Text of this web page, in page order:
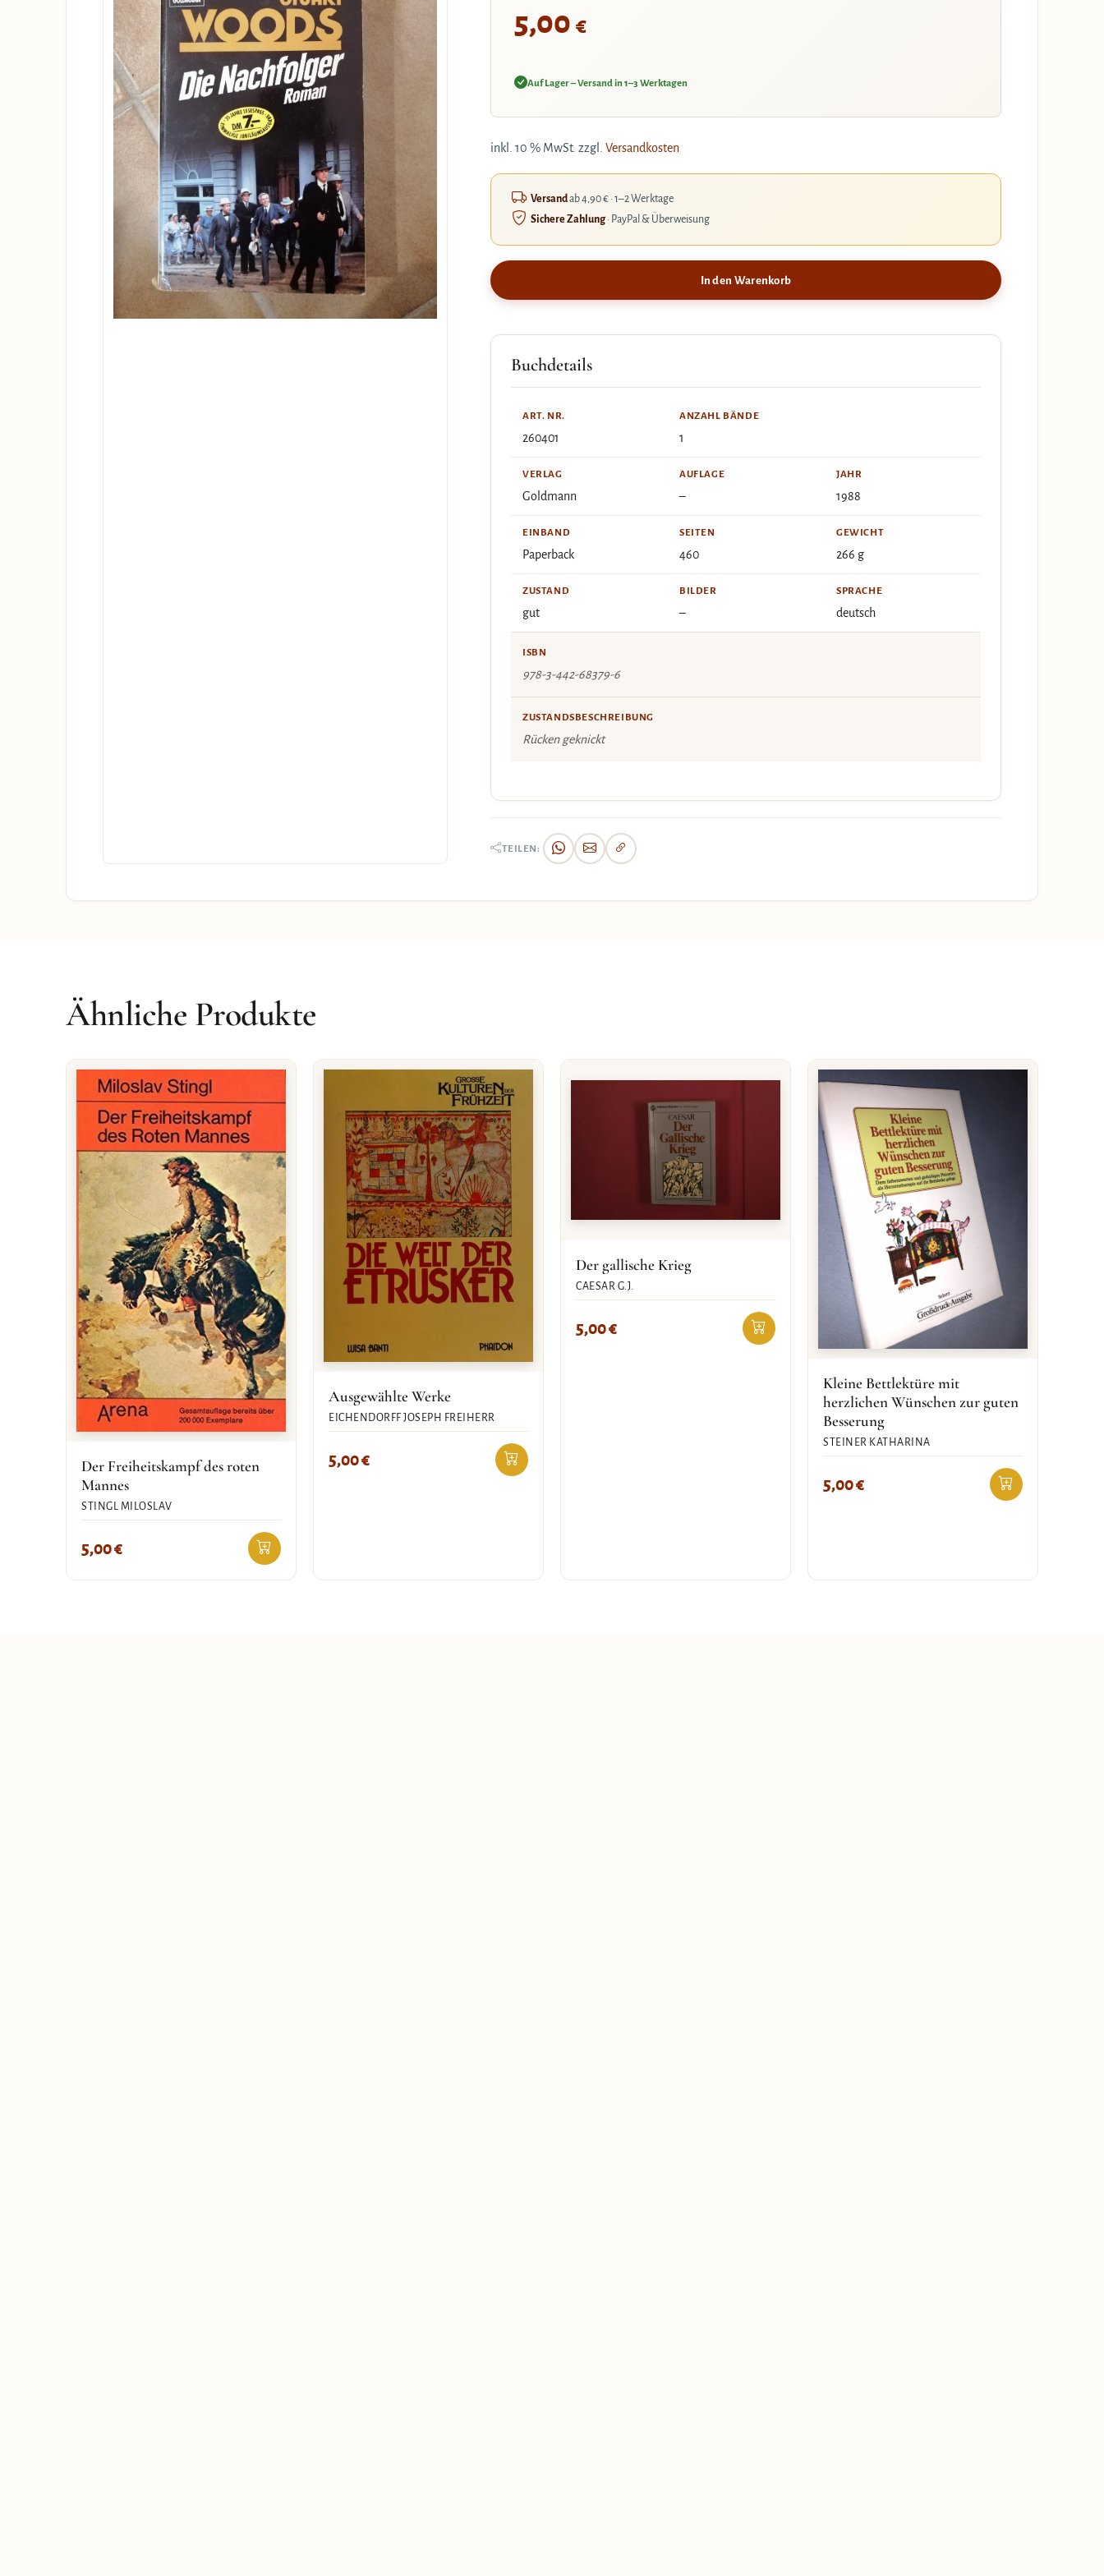
5,00 €
Auf Lager – Versand in 1–3 Werktagen
inkl. 10 % MwSt. zzgl. Versandkosten
Versandab 4,90 € · 1–2 Werktage
Sichere Zahlung· PayPal & Überweisung
In den Warenkorb
Buchdetails
ART. NR.
260401
ANZAHL BÄNDE
1
VERLAG
Goldmann
AUFLAGE
–
JAHR
1988
EINBAND
Paperback
SEITEN
460
GEWICHT
266 g
ZUSTAND
gut
BILDER
–
SPRACHE
deutsch
ISBN
978-3-442-68379-6
ZUSTANDSBESCHREIBUNG
Rücken geknickt
TEILEN:
Ähnliche Produkte
Der Freiheitskampf des roten
Mannes
STINGL MILOSLAV
5,00€
Ausgewählte Werke
EICHENDORFF JOSEPH FREIHERR
5,00€
Der gallische Krieg
CAESAR G.J.
5,00€
Kleine Bettlektüre mit
herzlichen Wünschen zur guten
Besserung
STEINER KATHARINA
5,00€